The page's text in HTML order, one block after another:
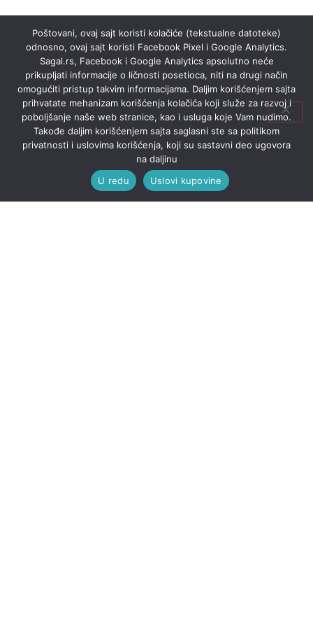
Poštovani, ovaj sajt koristi kolačiće (tekstualne datoteke)
odnosno, ovaj sajt koristi Facebook Pixel i Google Analytics.
Sagal.rs, Facebook i Google Analytics apsolutno neće
prikupljati informacije o ličnosti posetioca, niti na drugi način
omogućiti pristup takvim informacijama. Daljim korišćenjem sajta
prihvatate mehanizam korišćenja kolačića koji služe za razvoj i
poboljšanje naše web stranice, kao i usluga koje Vam nudimo.
Takođe daljim korišćenjem sajta saglasni ste sa politikom
privatnosti i uslovima korišćenja, koji su sastavni deo ugovora
na daljinu
U redu
Uslovi kupovine